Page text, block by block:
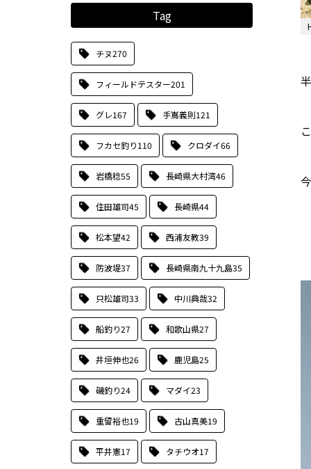
Tag
チヌ270
フィールドテスター201
グレ167 手嶌義則121
フカセ釣り110 クロダイ66
岩橋稔55 長崎県大村湾46
住田雄司45 長崎県44
松本望42 西浦友教39
防波堤37 長崎県南九十九島35
只松雄司33 中川典哉32
船釣り27 和歌山県27
井垣伸也26 鹿児島25
磯釣り24 マダイ23
重留裕也19 古山真美19
平井憲17 タチウオ17